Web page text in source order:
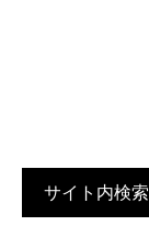
サイト内検索